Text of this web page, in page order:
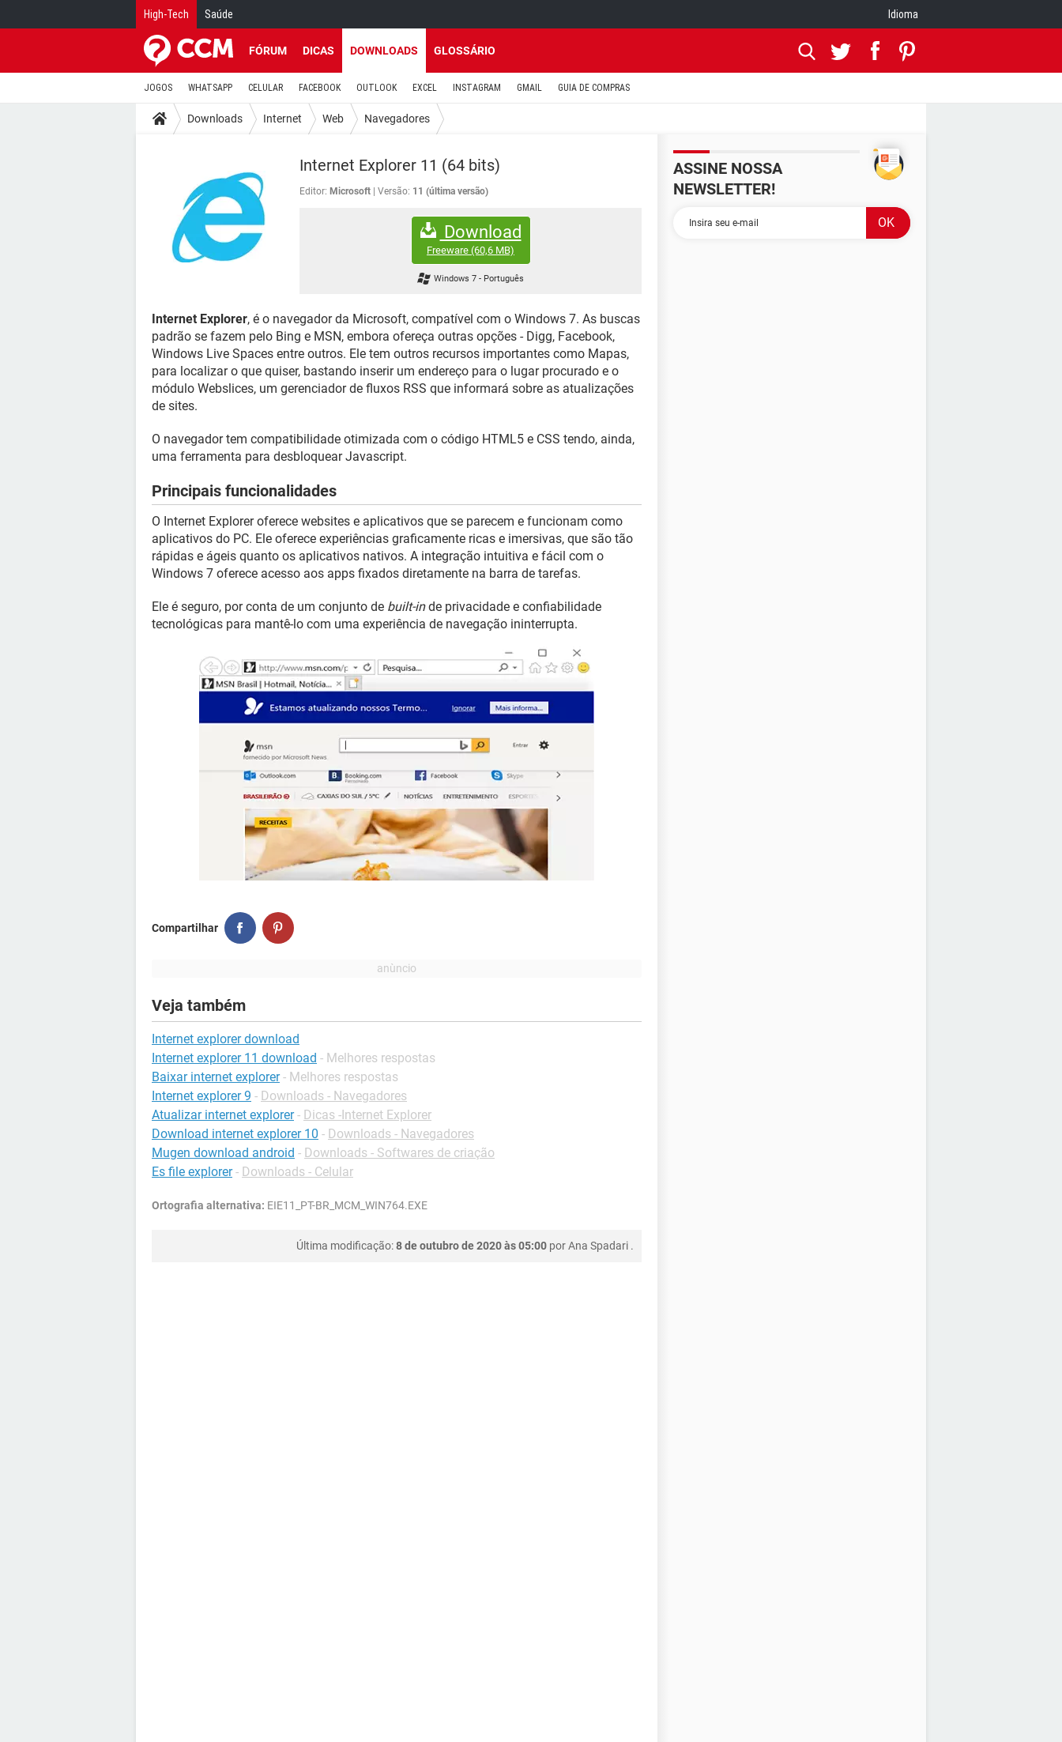
High-Tech Saúde Idioma
FÓRUM DICAS DOWNLOADS GLOSSÁRIO
JOGOS WHATSAPP CELULAR FACEBOOK OUTLOOK EXCEL INSTAGRAM GMAIL GUIA DE COMPRAS
Downloads Internet Web Navegadores
Internet Explorer 11 (64 bits)
Editor: Microsoft Versão: 11 (última versão)
Download
Freeware (60,6 MB)
Windows 7 - Português
Internet Explorer, é o navegador da Microsoft, compatível com o Windows 7. As buscas
padrão se fazem pelo Bing e MSN, embora ofereça outras opções - Digg, Facebook,
Windows Live Spaces entre outros. Ele tem outros recursos importantes como Mapas,
para localizar o que quiser, bastando inserir um endereço para o lugar procurado e o
módulo Webslices, um gerenciador de fluxos RSS que informará sobre as atualizações
de sites.
O navegador tem compatibilidade otimizada com o código HTML5 e CSS tendo, ainda,
uma ferramenta para desbloquear Javascript.
Principais funcionalidades
O Internet Explorer oferece websites e aplicativos que se parecem e funcionam como
aplicativos do PC. Ele oferece experiências graficamente ricas e imersivas, que são tão
rápidas e ágeis quanto os aplicativos nativos. A integração intuitiva e fácil com o
Windows 7 oferece acesso aos apps fixados diretamente na barra de tarefas.
Ele é seguro, por conta de um conjunto de built-inde privacidade e confiabilidade
tecnológicas para mantê-lo com uma experiência de navegação ininterrupta.
Compartilhar
Veja também
Internet explorer download
Internet explorer 11 download - Melhores respostas
Baixar internet explorer - Melhores respostas
Internet explorer 9 - Downloads - Navegadores
Atualizar internet explorer - Dicas -Internet Explorer
Download internet explorer 10 - Downloads - Navegadores
Mugen download android - Downloads - Softwares de criação
Es file explorer - Downloads - Celular
Ortografia alternativa: EIE11_PT-BR_MCM_WIN764.EXE
Última modificação:8 de outubro de 2020 às 05:00 porAna Spadari .
ASSINE NOSSA
NEWSLETTER!